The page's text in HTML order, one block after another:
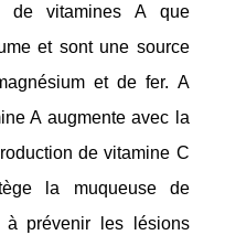
de vitamines A que
et sont une source
et de fer. A
A augmente avec la
de vitamine C
la muqueuse de
à prévenir les lésions